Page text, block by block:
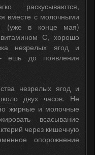
раскусываются,
вместе с молочными
(уже в конце мая)
С, хорошо
незрелых ягод и
ешь до появления
незрелых ягод и
двух часов. Не
жирные и молочные
всасывание
через кишечную
опорожнение